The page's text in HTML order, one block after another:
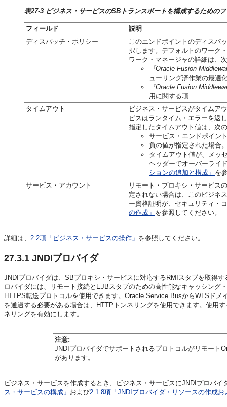
表27-3 ビジネス・サービスのSBトランスポートを構成するための
フィールド
説明
ディスパッチ・ポリシー
このエンドポイントのディスパ
択します。デフォルトのワーク
ワーク・マネージャの詳細は、
『Oracle Fusion
ューリング済作業の最適
『Oracle Fusion
用に関する項
タイムアウト
ビジネス・サービスがタイムア
ビスはランタイム・エラーを返
指定したタイムアウト値は、次
サービス・エンドポイン
負の値が指定された場合
タイムアウト値が、メッ
ヘッダーでオーバーライ
ションの追加と構成」 を
サービス・アカウント
リモート・プロキシ・サービス
定されない場合は、このビジネ
ー資格証明が、セキュリティ・
の作成」 を参照してください。
詳細は、 2.2項「ビジネス・サービスの操作」 を参照してください。
27.3.1 JNDIプロバイダ
JNDIプロバイダは、SBプロキシ・サービスに対応するRMIスタブを取得
ロバイダには、リモート接続とEJBスタブのための高性能なキャッシン
HTTPS転送プロトコルを使用できます。Oracle Service BusからWLSド
を通過する必要がある場合は、HTTPトンネリングを使用できます。使用
ネリングを有効にします。
注意:
JNDIプロバイダでサポートされるプロトコルがリモート
があります。
ビジネス・サービスを作成するとき、ビジネス・サービスにJNDIプロバ
ス・サービスの構成」 および2.1.8項「JNDIプロバイダ・リソースの作成お